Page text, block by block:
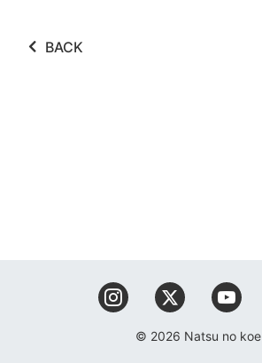
BACK
© 2026 Natsu no koe